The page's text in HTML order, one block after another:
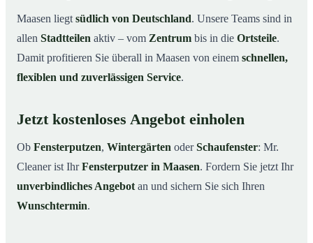
Maasen liegt südlich von Deutschland. Unsere Teams sind in
allen Stadtteilen aktiv – vom Zentrum bis in die Ortsteile.
Damit profitieren Sie überall in Maasen von einem schnellen,
flexiblen und zuverlässigen Service.
Jetzt kostenloses Angebot einholen
Ob Fensterputzen, Wintergärten oderSchaufenster: Mr.
Cleaner ist IhrFensterputzer in Maasen. Fordern Sie jetzt Ihr
unverbindliches Angebot an und sichern Sie sich Ihren
Wunschtermin.